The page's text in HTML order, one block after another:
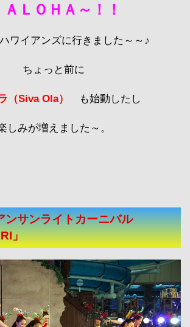
ＡＬＯＨＡ～！！
ワイアンズに行きました～～♪
ちょっと前に
（Siva Ola） も始動したし
しみが増えました～。
ンサンライトカーニバル
」